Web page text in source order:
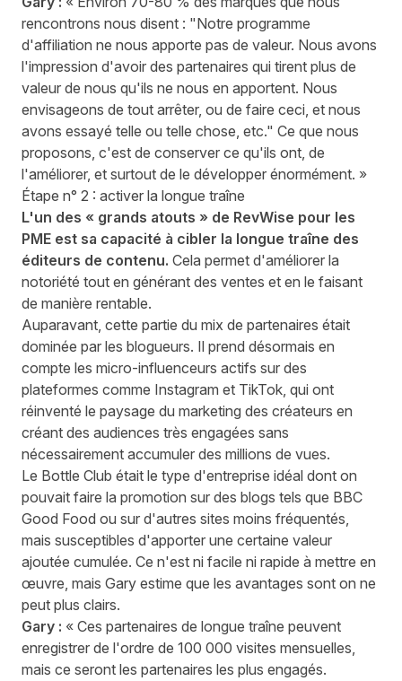
rencontrons nous disent : "Notre programme
d'affiliation ne nous apporte pas de valeur. Nous avons
l'impression d'avoir des partenaires qui tirent plus de
valeur de nous qu'ils ne nous en apportent. Nous
envisageons de tout arrêter, ou de faire ceci, et nous
avons essayé telle ou telle chose, etc." Ce que nous
proposons, c'est de conserver ce qu'ils ont, de
l'améliorer, et surtout de le développer énormément. »
Étape n° 2 : activer la longue traîne
L'un des « grands atouts » de RevWise pour les
PME est sa capacité à cibler la longue traîne des
éditeurs de contenu. Cela permet d'améliorer la
notoriété tout en générant des ventes et en le faisant
de manière rentable.
Auparavant, cette partie du mix de partenaires était
dominée par les blogueurs. Il prend désormais en
compte les micro-influenceurs actifs sur des
plateformes comme Instagram et TikTok, qui ont
réinventé le paysage du marketing des créateurs en
créant des audiences très engagées sans
nécessairement accumuler des millions de vues.
Le Bottle Club était le type d'entreprise idéal dont on
pouvait faire la promotion sur des blogs tels que BBC
Good Food ou sur d'autres sites moins fréquentés,
mais susceptibles d'apporter une certaine valeur
ajoutée cumulée. Ce n'est ni facile ni rapide à mettre en
œuvre, mais Gary estime que les avantages sont on ne
peut plus clairs.
Gary : « Ces partenaires de longue traîne peuvent
enregistrer de l'ordre de 100 000 visites mensuelles,
mais ce seront les partenaires les plus engagés.